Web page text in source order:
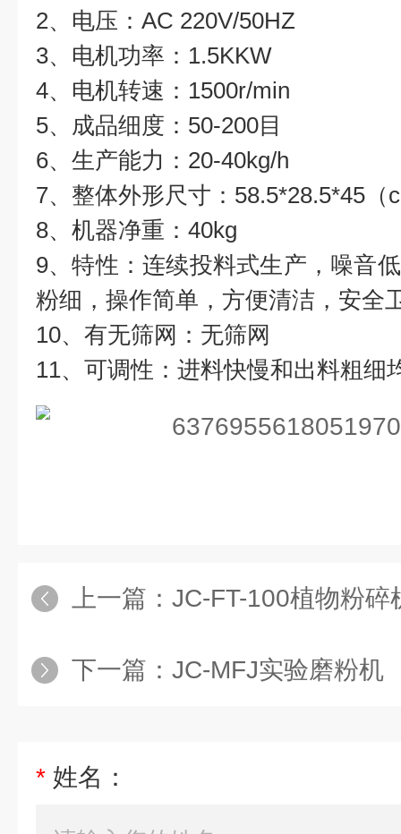
2、电压：AC 220V/50HZ
3、电机功率：1.5KKW
4、电机转速：1500r/min
5、成品细度：50-200目
6、生产能力：20-40kg/h
7、整体外形尺寸：58.5*28.5*45（
8、机器净重：40kg
9、特性：连续投料式生产，噪音
粉细，操作简单，方便清洁，安全
10、有无筛网：无筛网
11、可调性：进料快慢和出料粗细
上一篇： JC-FT-100植物粉碎
下一篇： JC-MFJ实验磨粉机
* 姓名：